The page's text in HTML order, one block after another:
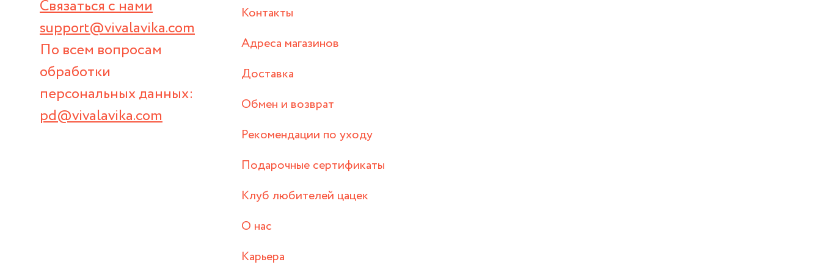
Связаться с нами
support@vivalavika.com
По всем вопросам
обработки
персональных данных:
pd@vivalavika.com
Контакты
Адреса магазинов
Доставка
Обмен и возврат
Рекомендации по уходу
Подарочные сертификаты
Клуб любителей цацек
О нас
Карьера